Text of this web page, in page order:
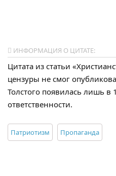
ИНФОРМАЦИЯ О ЦИТАТЕ:
Цитата из статьи
цензуры не смог
Толстого появилась лишь в
ответственности.
Патриотизм Пропаганда